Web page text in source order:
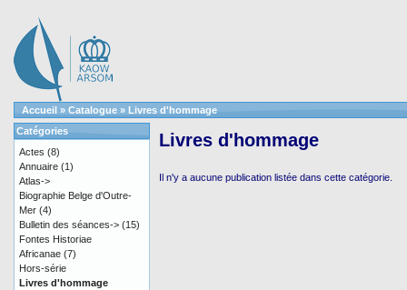
Accueil » Catalogue » Livres d'hommage
Livres d'hommage
Il n'y a aucune publication listée dans cette catégorie.
Catégories
Actes (8)
Annuaire (1)
Atlas->
Biographie Belge d'Outre-
Mer (4)
Bulletin des séances-> (15)
Fontes Historiae
Africanae (7)
Hors-série
Livres d'hommage